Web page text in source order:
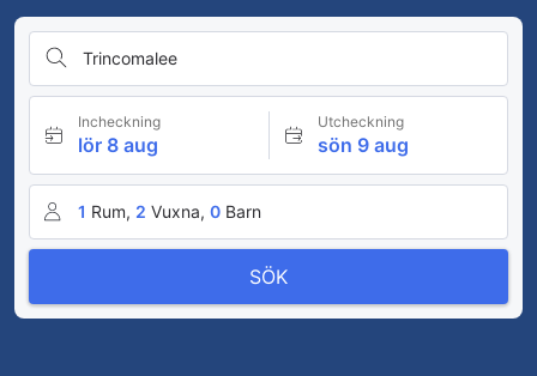
Trincomalee
Incheckning
lör 8 aug
Utcheckning
sön 9 aug
1 Rum, 2 Vuxna, 0 Barn
SÖK